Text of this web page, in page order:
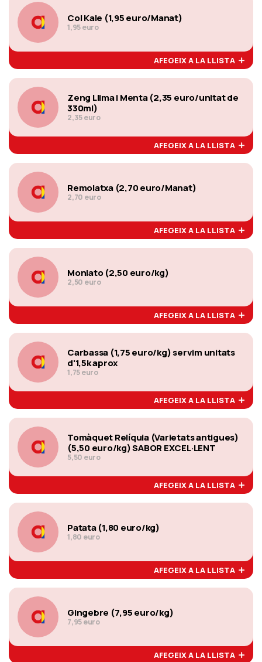
Col Kale (1,95 euro/Manat)
1,95 euro
AFEGEIX A LA LLISTA
Zeng Llima i Menta (2,35 euro/unitat de
330ml)
2,35 euro
AFEGEIX A LA LLISTA
Remolatxa (2,70 euro/Manat)
2,70 euro
AFEGEIX A LA LLISTA
Moniato (2,50 euro/kg)
2,50 euro
AFEGEIX A LA LLISTA
Carbassa (1,75 euro/kg) servim unitats
d'1,5k aprox
1,75 euro
AFEGEIX A LA LLISTA
Tomàquet Relíquia (Varietats antigues)
(5,50 euro/kg) SABOR EXCEL·LENT
5,50 euro
AFEGEIX A LA LLISTA
Patata (1,80 euro/kg)
1,80 euro
AFEGEIX A LA LLISTA
Gingebre (7,95 euro/kg)
7,95 euro
AFEGEIX A LA LLISTA